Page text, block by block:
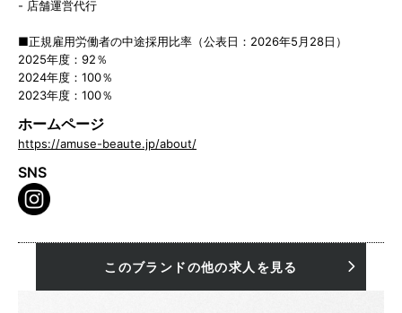
- 店舗運営代行
■正規雇用労働者の中途採用比率（公表日：2026年5月28日）
2025年度：92％
2024年度：100％
2023年度：100％
ホームページ
https://amuse-beaute.jp/about/
SNS
このブランドの他の求人を見る